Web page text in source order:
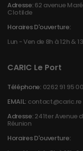
Adresse:62 avenue
Clotilde
Horaires D'ouverture:
Lun - Ven de 8h à 12h &
CARIC Le Port
Téléphone: 0262 91 95 00
EMAIL: contact@caric.re
Adresse:241ter Avenue
Réunion
Horaires D'ouverture: